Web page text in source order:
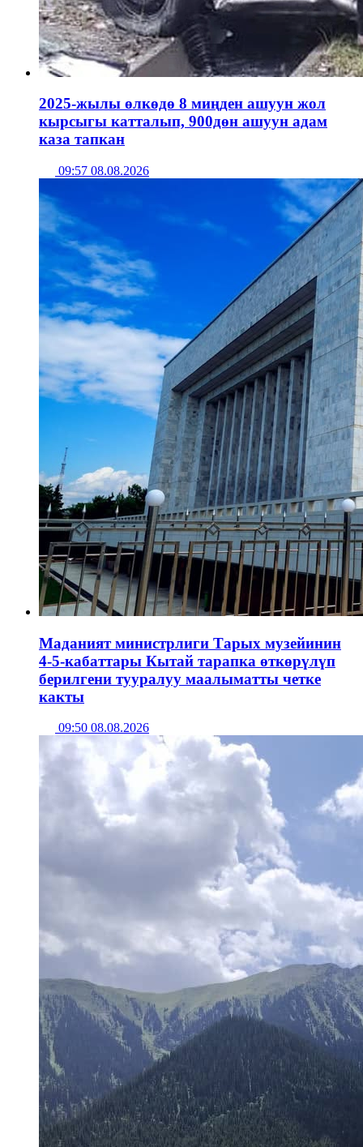
2025-жылы өлкөдө 8 миңден ашуун жол
кырсыгы катталып, 900дөн ашуун адам
каза тапкан
09:57 08.08.2026
Маданият министрлиги Тарых музейинин
4-5-кабаттары Кытай тарапка өткөрүлүп
берилгени тууралуу маалыматты четке
какты
09:50 08.08.2026